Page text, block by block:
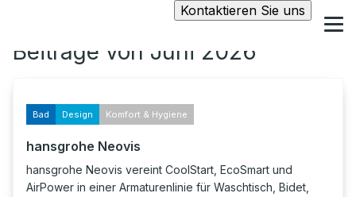
Kontaktieren Sie uns
Beiträge von Juni 2026
Bad Design Komfort & Hygiene
hansgrohe Neovis
hansgrohe Neovis vereint CoolStart, EcoSmart und
AirPower in einer Armaturenlinie für Waschtisch, Bidet,